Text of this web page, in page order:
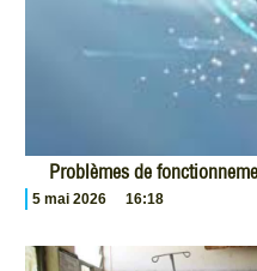
Problèmes de
5 mai 2026 16:18